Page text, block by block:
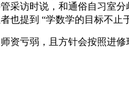
访时说，和通俗自习室
也提到 “学数学的目标不止
亏弱，且方针会按照进修